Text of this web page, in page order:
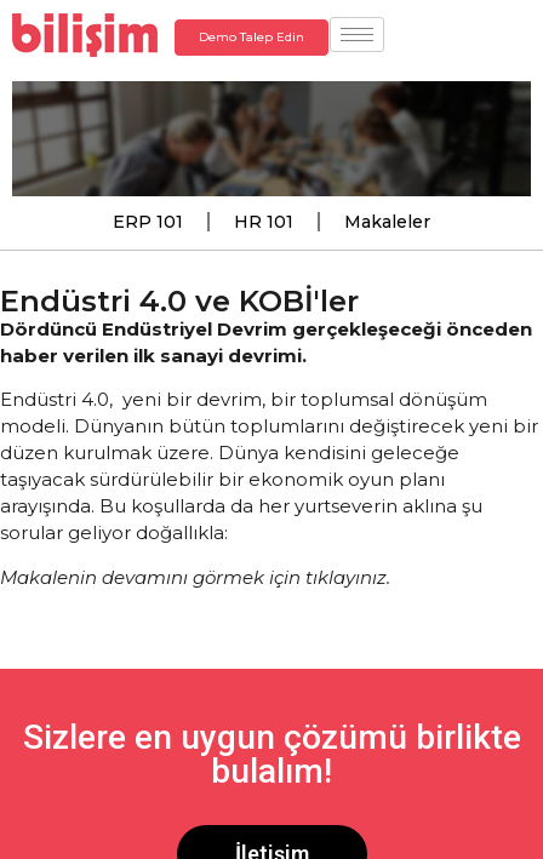
Demo Talep Edin
ERP 101 HR 101 Makaleler
Endüstri 4.0 ve KOBİ'ler
Dördüncü Endüstriyel Devrim gerçekleşeceği önceden
haber verilen ilk sanayi devrimi.
Endüstri 4.0, yeni bir devrim, bir toplumsal dönüşüm
modeli. Dünyanın bütün toplumlarını değiştirecek yeni bir
düzen kurulmak üzere. Dünya kendisini geleceğe
taşıyacak sürdürülebilir bir ekonomik oyun planı
arayışında. Bu koşullarda da her yurtseverin aklına şu
sorular geliyor doğallıkla:
Makalenin devamını görmek için tıklayınız.
Sizlere en uygun çözümü birlikte
bulalım!
İletişim